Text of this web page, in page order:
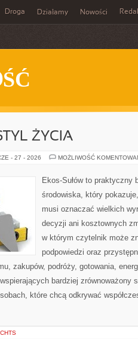
Droga Działamy Nowości
ŻYCIA
- 27 - 2026 MOŻLIWOŚĆ
Ekos-Sułów to praktyczny
środowiska, który
musi oznaczać wielkich
decyzji ani kosztownych
w którym czytelnik może
podpowiedzi oraz
zakupów, podróży, gotowania,
bardziej zrównoważony
które chcą odkrywać